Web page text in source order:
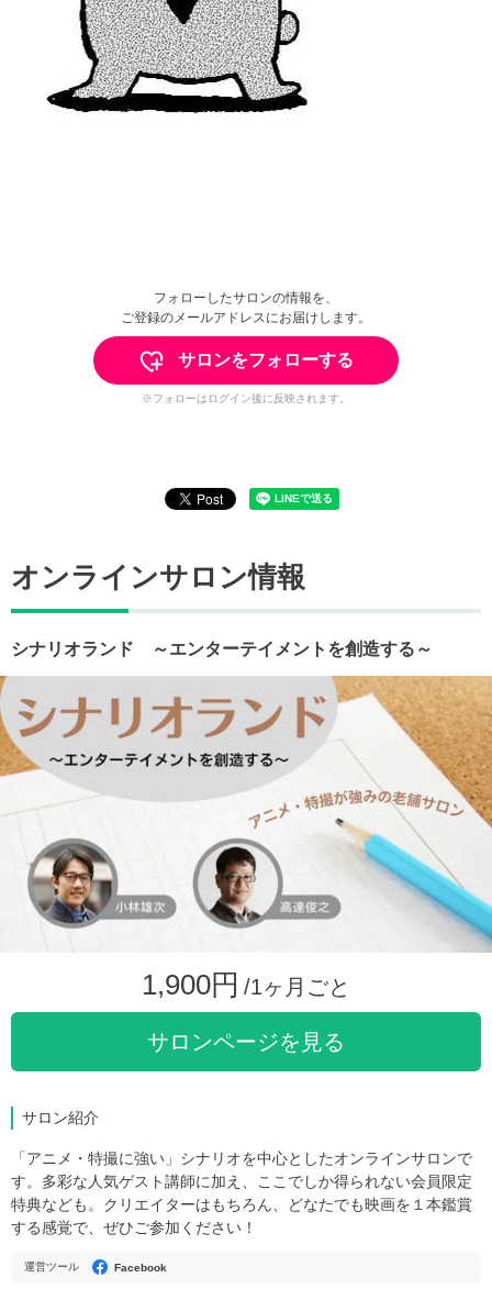
フォローしたサロンの情報を、
ご登録のメールアドレスにお届けします。
サロンをフォローする
※フォローはログイン後に反映されます。
オンラインサロン情報
シナリオランド ～エンターテイメントを創造する～
1,900円 /1ヶ月ごと
サロンページを見る
サロン紹介
「アニメ・特撮に強い」シナリオを中心としたオンラインサロンで
す。多彩な人気ゲスト講師に加え、ここでしか得られない会員限定
特典なども。クリエイターはもちろん、どなたでも映画を１本鑑賞
する感覚で、ぜひご参加ください！
運営ツール Facebook